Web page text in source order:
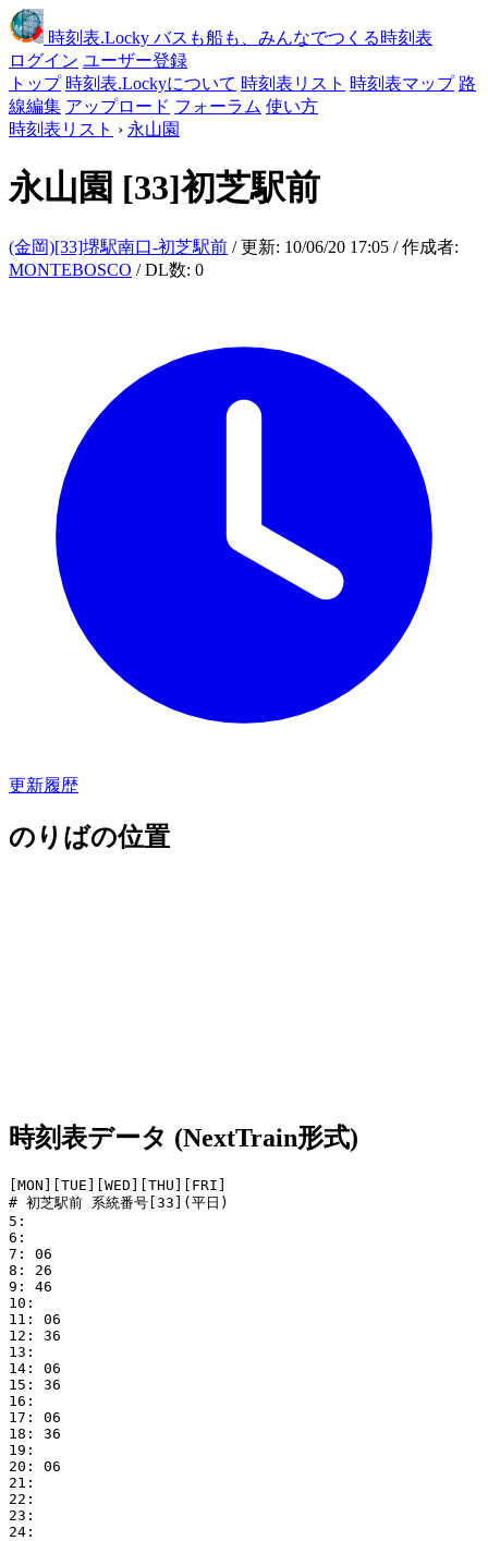
時刻表.Locky バスも船も、みんなでつくる時刻表
ログイン ユーザー登録
トップ 時刻表.Lockyについて 時刻表リスト 時刻表マップ 路
線編集 アップロード フォーラム 使い方
時刻表リスト › 永山園
永山園 [33]初芝駅前
(金岡)[33]堺駅南口-初芝駅前 / 更新: 10/06/20 17:05 / 作成者:
MONTEBOSCO / DL数: 0
更新履歴
のりばの位置
時刻表データ (NextTrain形式)
[MON][TUE][WED][THU][FRI]
# 初芝駅前 系統番号[33](平日)
5:
6:
7: 06
8: 26
9: 46
10:
11: 06
12: 36
13:
14: 06
15: 36
16:
17: 06
18: 36
19:
20: 06
21:
22:
23:
24: